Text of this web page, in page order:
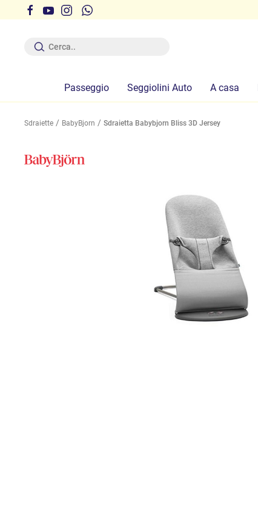
ferie dal 12 al 19 Agosto compresi
Passeggio Seggiolini Auto A casa
Sdraiette BabyBjorn Sdraietta Babybjorn Bliss 3D Jersey